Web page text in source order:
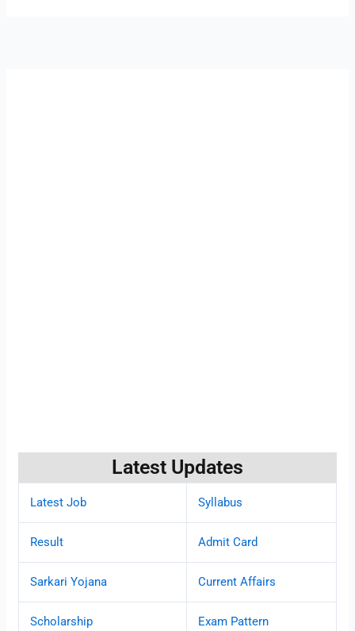
Latest Updates
Latest Job Syllabus
Result Admit Card
Sarkari Yojana Current Affairs
Scholarship Exam Pattern